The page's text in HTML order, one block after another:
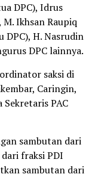
DPC), Idrus
Ikhsan Raupiq
DPC), H. Nasrudin
DPC lainnya.
saksi di
Caringin,
PAC
sambutan dari
fraksi PDI
sambutan dari